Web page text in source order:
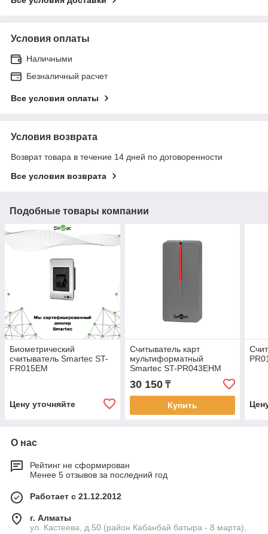
Условия оплаты
Наличными
Безналичный расчет
Все условия оплаты
Условия возврата
Возврат товара в течение 14 дней по договоренности
Все условия возврата
Подобные товары компании
Биометрический
считыватель Smartec ST-
FR015EM
Цену уточняйте
Считыватель карт
мультиформатный
Smartec ST-PR043EHM
30 150₸
Купить
О нас
Рейтинг не сформирован
Менее 5 отзывов за последний год
Работает с 21.12.2012
г. Алматы
ул. Кастеева, д.50 (район Кабанбай батыра - 8 марта),